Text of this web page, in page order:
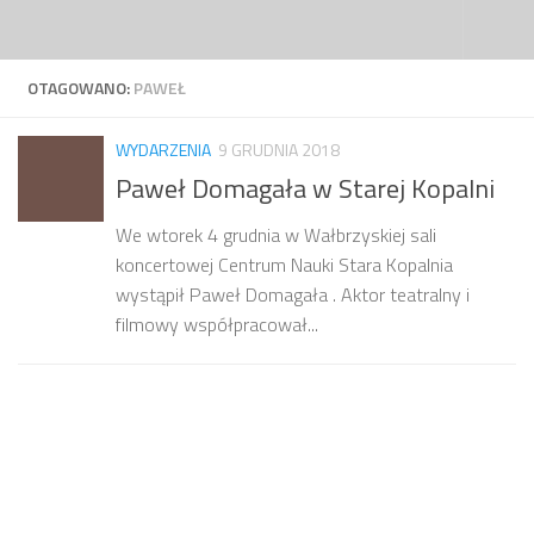
OTAGOWANO:PAWEŁ
WYDARZENIA 9 GRUDNIA 2018
Paweł Domagała w Starej Kopalni
We wtorek 4 grudnia w Wałbrzyskiej sali
koncertowej Centrum Nauki Stara Kopalnia
wystąpił Paweł Domagała . Aktor teatralny i
filmowy współpracował...